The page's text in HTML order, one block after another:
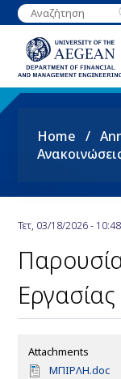
Skip
to
content
Breadcrumb
Home
Τετ, 03/18/2026 - 10:48
Εργασίας
Attachments
D
ΜΠΙΡΛΗ.doc